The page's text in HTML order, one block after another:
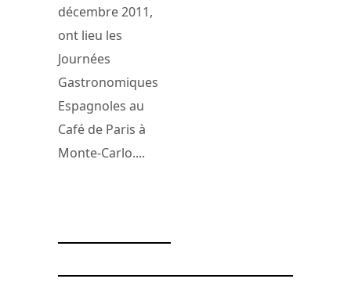
décembre 2011,
ont lieu les
Journées
Gastronomiques
Espagnoles au
Café de Paris à
Monte-Carlo....